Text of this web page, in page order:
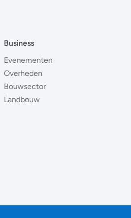
Business
Evenementen
Overheden
Bouwsector
Landbouw